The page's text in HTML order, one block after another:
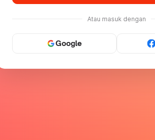
Atau masuk dengan
Google